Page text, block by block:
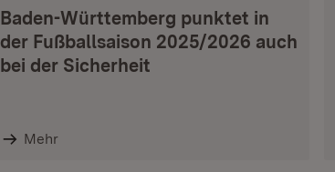
Baden-Württemberg punktet in
der Fußballsaison 2025/2026 auch
bei der Sicherheit
Mehr